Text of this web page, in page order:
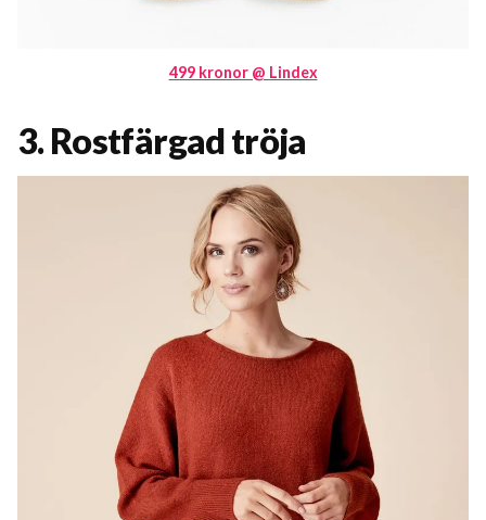
499 kronor @ Lindex
3. Rostfärgad tröja